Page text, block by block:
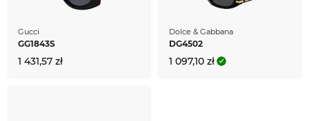
Gucci
GG1843S
1 431,57 zł
Dolce & Gabbana
DG4502
1 097,10 zł